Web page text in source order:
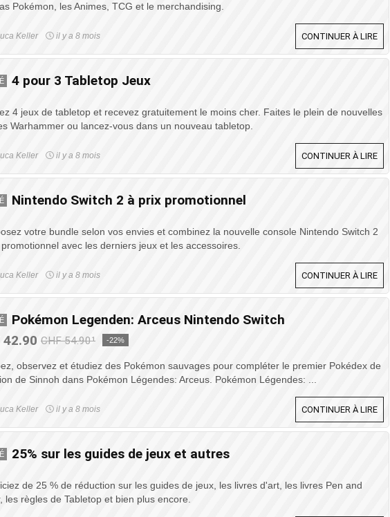
Pokémon, les Animes, TCG et le merchandising.
Keller il y a 8 mois CONTINUER À LIRE
4 pour 3 Tabletop Jeux
4 jeux de tabletop et recevez gratuitement le moins cher. Faites le plein de nouvelles
Warhammer ou lancez-vous dans un nouveau tabletop.
Keller il y a 8 mois CONTINUER À LIRE
Nintendo Switch 2 à prix promotionnel
votre bundle selon vos envies et combinez la nouvelle console Nintendo Switch 2
avec les derniers jeux et les accessoires.
Keller il y a 8 mois CONTINUER À LIRE
Pokémon Legenden: Arceus Nintendo Switch
42.90 CHF 54.90¹ -22%
observez et étudiez des Pokémon sauvages pour compléter le premier Pokédex de
de Sinnoh dans Pokémon Légendes: Arceus. Pokémon Légendes: ...
Keller il y a 8 mois CONTINUER À LIRE
25% sur les guides de jeux et autres
de 25 % de réduction sur les guides de jeux, les livres d'art, les livres Pen and
les règles de Tabletop et bien plus encore.